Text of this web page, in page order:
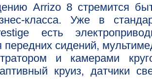
Arrizo 8 стремится
класса. Уже в
есть
передних сидений,
и камерами
круиз, датчики